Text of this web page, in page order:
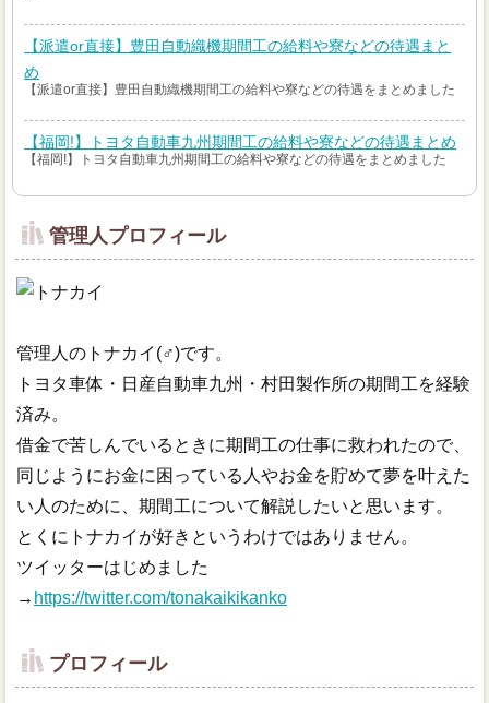
【派遣or直接】豊田自動織機期間工の給料や寮などの待遇まと
め
【派遣or直接】豊田自動織機期間工の給料や寮などの待遇をまとめました
【福岡!】トヨタ自動車九州期間工の給料や寮などの待遇まとめ
【福岡!】トヨタ自動車九州期間工の給料や寮などの待遇をまとめました
管理人プロフィール
管理人のトナカイ(♂)です。
トヨタ車体・日産自動車九州・村田製作所の期間工を経験
済み。
借金で苦しんでいるときに期間工の仕事に救われたので、
同じようにお金に困っている人やお金を貯めて夢を叶えた
い人のために、期間工について解説したいと思います。
とくにトナカイが好きというわけではありません。
ツイッターはじめました
→ https://twitter.com/tonakaikikanko
プロフィール